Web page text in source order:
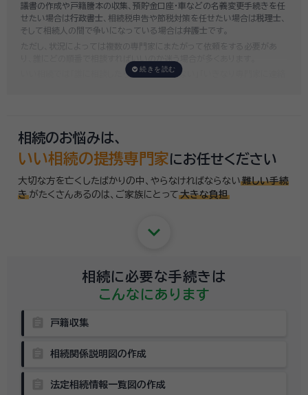
議書の作成や戸籍謄本の収集、預貯金口座・車などの名義変更手続きを任
せたい場合は行政書士 、相続税申告や節税対策を任せたい場合は税理士
そして相続人の間で争いになっている場合は弁護士です。
ただし、状況によっては複数の専門家にまたがって依頼をする必要があ
いい相続では「誰に相談したらいいかわからない」「いきなり専門家に連絡
相続のお悩みは、
いい相続の提携専門家にお任せください
大切な方を亡くしたばかりの中、やらなければならない 難しい手続
き がたくさんあるのは、 ご家族にとって 大きな負担
keyboard_arrow_down
相続に必要な手続きは
こんなにあります
戸籍収集
相続関係説明図の作成
法定相続情報一覧図の作成